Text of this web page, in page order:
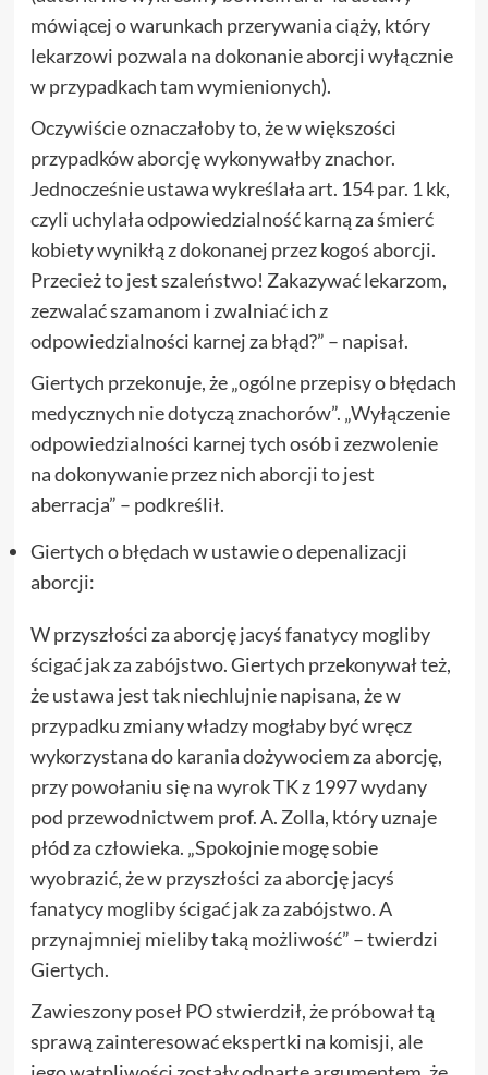
mówiącej o warunkach przerywania ciąży, który
lekarzowi pozwala na dokonanie aborcji wyłącznie
w przypadkach tam wymienionych).
Oczywiście oznaczałoby to, że w większości
przypadków aborcję wykonywałby znachor.
Jednocześnie ustawa wykreślała art. 154 par. 1 kk,
czyli uchylała odpowiedzialność karną za śmierć
kobiety wynikłą z dokonanej przez kogoś aborcji.
Przecież to jest szaleństwo! Zakazywać lekarzom,
zezwalać szamanom i zwalniać ich z
odpowiedzialności karnej za błąd?” – napisał.
Giertych przekonuje, że „ogólne przepisy o błędach
medycznych nie dotyczą znachorów”. „Wyłączenie
odpowiedzialności karnej tych osób i zezwolenie
na dokonywanie przez nich aborcji to jest
aberracja” – podkreślił.
Giertych o błędach w ustawie o depenalizacji
aborcji:
W przyszłości za aborcję jacyś fanatycy mogliby
ścigać jak za zabójstwo. Giertych przekonywał też,
że ustawa jest tak niechlujnie napisana, że w
przypadku zmiany władzy mogłaby być wręcz
wykorzystana do karania dożywociem za aborcję,
przy powołaniu się na wyrok TK z 1997 wydany
pod przewodnictwem prof. A. Zolla, który uznaje
płód za człowieka. „Spokojnie mogę sobie
wyobrazić, że w przyszłości za aborcję jacyś
fanatycy mogliby ścigać jak za zabójstwo. A
przynajmniej mieliby taką możliwość” – twierdzi
Giertych.
Zawieszony poseł PO stwierdził, że próbował tą
sprawą zainteresować ekspertki na komisji, ale